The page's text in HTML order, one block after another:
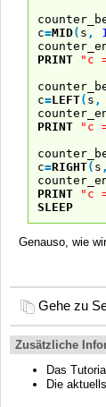
c=MID( s , 1
PRINT
"c
c=LEFT( s ,
PRINT
"c
c=RIGHT( s ,
PRINT
"c
SLEEP
Genauso, wie
Gehe zu
Zusätzliche
Das
Die